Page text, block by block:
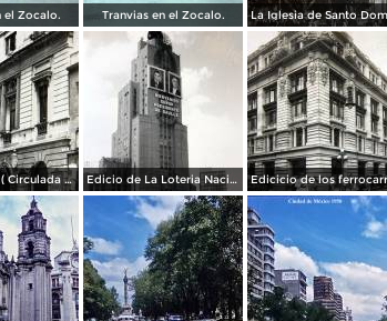
el Zocalo. Tranvias en el Zocalo.
Teatro Lirico. ( Circulada el 1 de Agosto de 1926 ). Edicio de La Loteria Nacional Ciudad de México Abril de 1964